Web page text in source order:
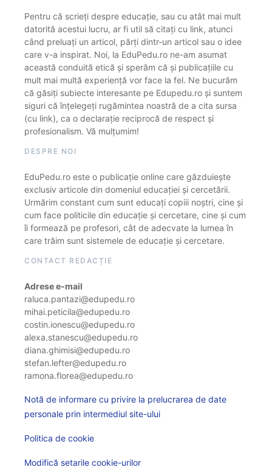
Pentru că scrieți despre educație, sau cu atât mai mult
datorită acestui lucru, ar fi util să citați cu link, atunci
când preluați un articol, părți dintr-un articol sau o idee
care v-a inspirat. Noi, la EduPedu.ro ne-am asumat
această conduită etică și sperăm că și publicațiile cu
mult mai multă experiență vor face la fel. Ne bucurăm
că găsiți subiecte interesante pe Edupedu.ro și suntem
siguri că înțelegeți rugămintea noastră de a cita sursa
(cu link), ca o declarație reciprocă de respect și
profesionalism. Vă mulțumim!
DESPRE NOI
EduPedu.ro este o publicație online care găzduiește
exclusiv articole din domeniul educației și cercetării.
Urmărim constant cum sunt educați copiii noștri, cine și
cum face politicile din educație și cercetare, cine și cum
îi formează pe profesori, cât de adecvate la lumea în
care trăim sunt sistemele de educație și cercetare.
CONTACT REDACȚIE
Adrese e-mail
raluca.pantazi@edupedu.ro
mihai.peticila@edupedu.ro
costin.ionescu@edupedu.ro
alexa.stanescu@edupedu.ro
diana.ghimisi@edupedu.ro
stefan.lefter@edupedu.ro
ramona.florea@edupedu.ro
Notă de informare cu privire la prelucrarea de date
personale prin intermediul site-ului
Politica de cookie
Modifică setarile cookie-urilor